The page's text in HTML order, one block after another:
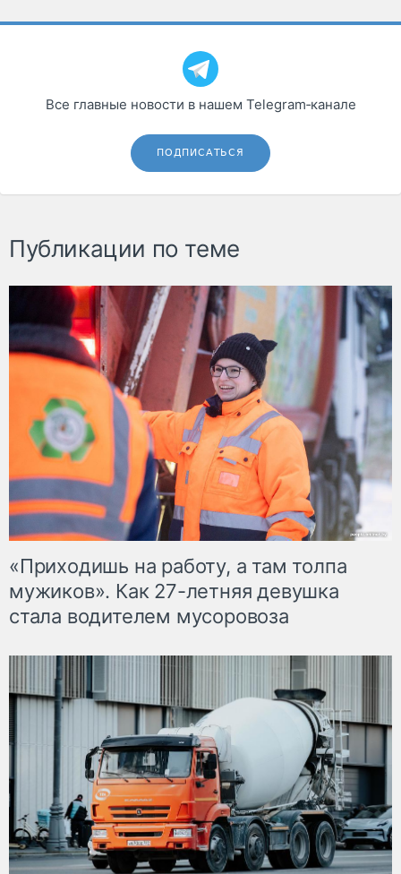
Все главные новости в нашем Telegram‑канале
ПОДПИСАТЬСЯ
Публикации по теме
«Приходишь на работу, а там толпа
мужиков». Как 27-летняя девушка
стала водителем мусоровоза